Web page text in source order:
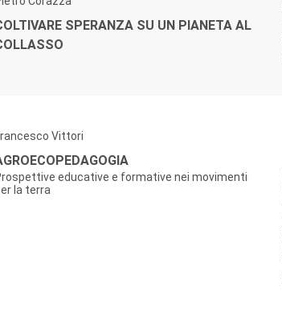
SPERANZA SU UN PIANETA AL
Vittori
educative e formative nei movimenti
la terra